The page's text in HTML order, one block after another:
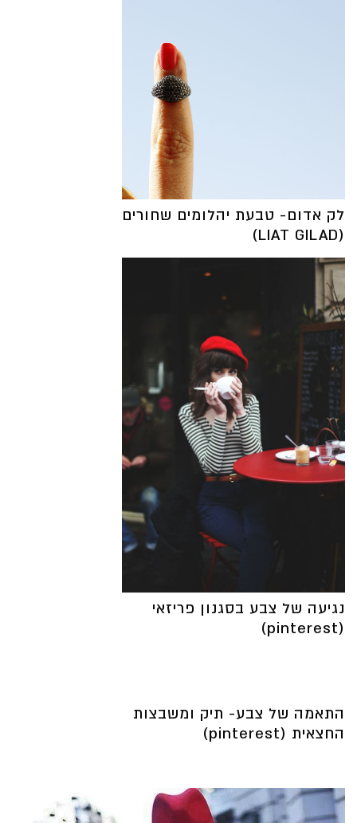
לק אדום- טבעת יהלומים שחורים
(LIAT GILAD)
נגיעה של צבע בסגנון פריזאי
(pinterest)
התאמה של צבע- תיק ומשבצות
החצאית (pinterest)